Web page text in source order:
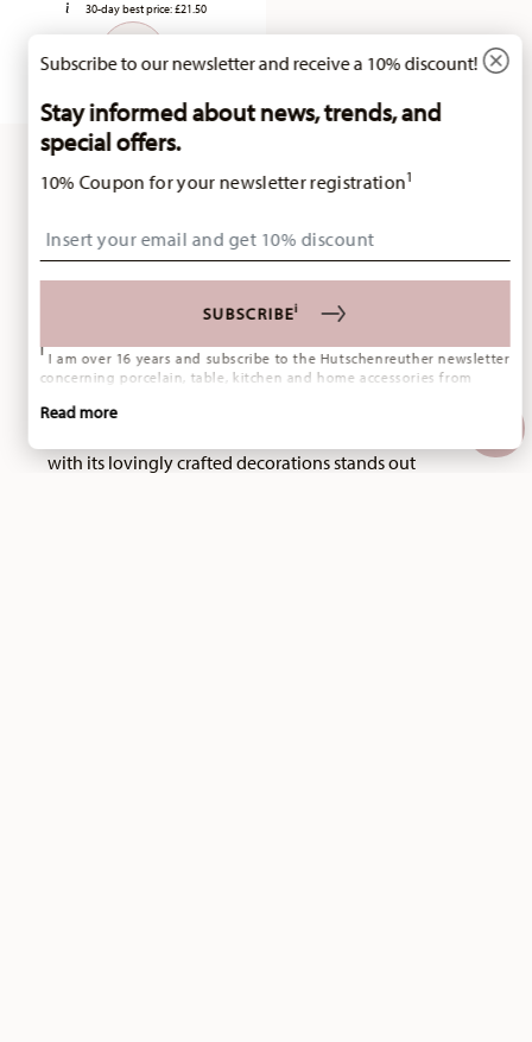
30-day best price:£21.50
You have seen 19 of 19 products
Typical Christmas! Red, green and gold characterise the
new Christmas service from Hutschenreuther. “Nora
Christmas” has a fine, yet nostalgic, look and invites you
with its lovingly crafted decorations stands out
Subscribe to our newsletter and receive a 10% discount!
Stay informed about news, trends, and
special offers.
10% Coupon for your newsletter registration1
SUBSCRIBEi
iI am over 16 years and subscribe to the Hutschenreuther newsletter
concerning porcelain, table, kitchen and home accessories from
the future via the unsubscribe link in the newsletter. Please find
Read more